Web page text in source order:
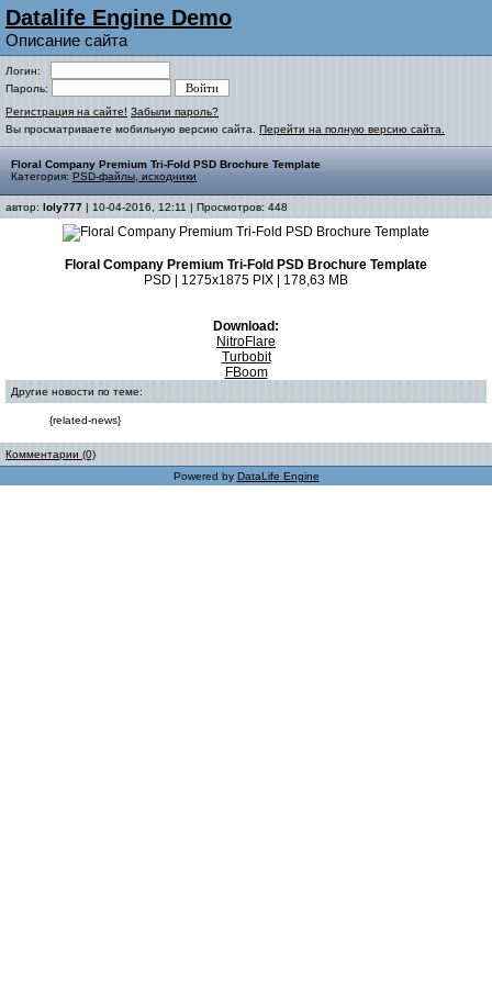
Datalife Engine Demo
Описание сайта
Логин:
Пароль:
Регистрация на сайте! Забыли пароль?
Вы просматриваете мобильную версию сайта. Перейти на полную версию сайта.
Floral Company Premium Tri-Fold PSD Brochure Template
Категория: PSD-файлы, исходники
автор: loly777 | 10-04-2016, 12:11 | Просмотров: 448
Floral Company Premium Tri-Fold PSD Brochure Template
PSD | 1275x1875 PIX | 178,63 MB
Download:
NitroFlare
Turbobit
FBoom
Другие новости по теме:
{related-news}
Комментарии (0)
Powered by DataLife Engine